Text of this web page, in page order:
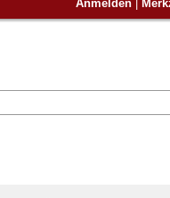
verkaufen?
Weitere Informationen zum
Siehier.
Anmelden